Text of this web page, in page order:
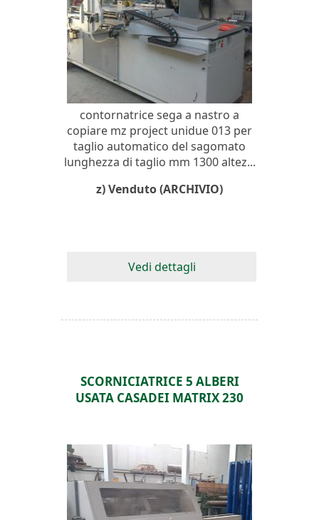
contornatrice sega a nastro a
copiare mz project unidue 013 per
taglio automatico del sagomato
lunghezza di taglio mm 1300 altez...
z) Venduto (ARCHIVIO)
Vedi dettagli
SCORNICIATRICE 5 ALBERI
USATA CASADEI MATRIX 230